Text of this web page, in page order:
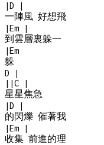
|D
|
一陣風 好想飛
|Em
|
到雲層裏躲一
|Em
躲
D
|
| |C
|
星星焦急
|D
|
的閃爍 催著我
|Em
|
收集 前進的理